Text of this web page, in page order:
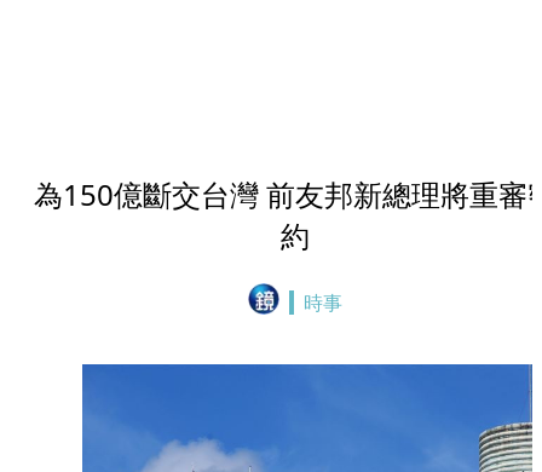
為150億斷交台灣 前友邦新總理將重審
約
時事